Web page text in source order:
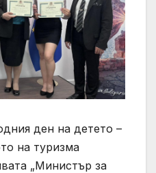
ден на детето –
на туризма
„Министър за